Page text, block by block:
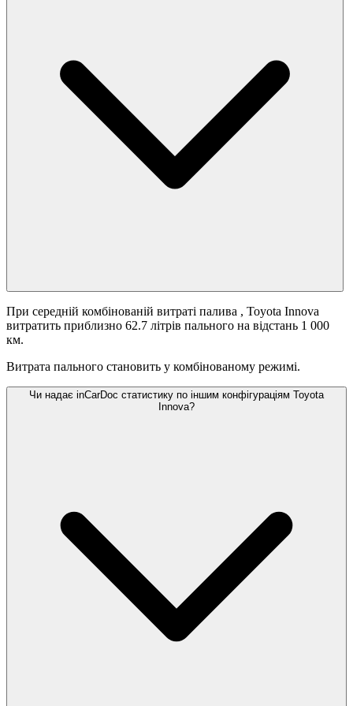
При середній комбінованій витраті палива , Toyota Innova
витратить приблизно 62.7 літрів пального на відстань 1 000
км.
Витрата пального становить у комбінованому режимі.
Чи надає inCarDoc статистику по іншим конфігураціям Toyota
Innova?